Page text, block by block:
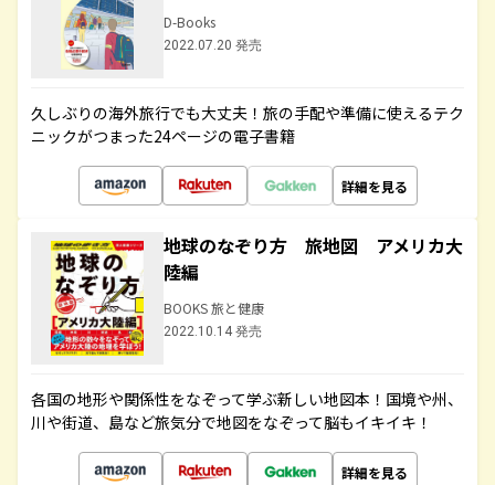
D-Books
2022.07.20 発売
久しぶりの海外旅行でも大丈夫！旅の手配や準備に使えるテク
ニックがつまった24ページの電子書籍
詳細を見る
地球のなぞり方 旅地図 アメリカ大
陸編
BOOKS 旅と健康
2022.10.14 発売
各国の地形や関係性をなぞって学ぶ新しい地図本！国境や州、
川や街道、島など旅気分で地図をなぞって脳もイキイキ！
詳細を見る